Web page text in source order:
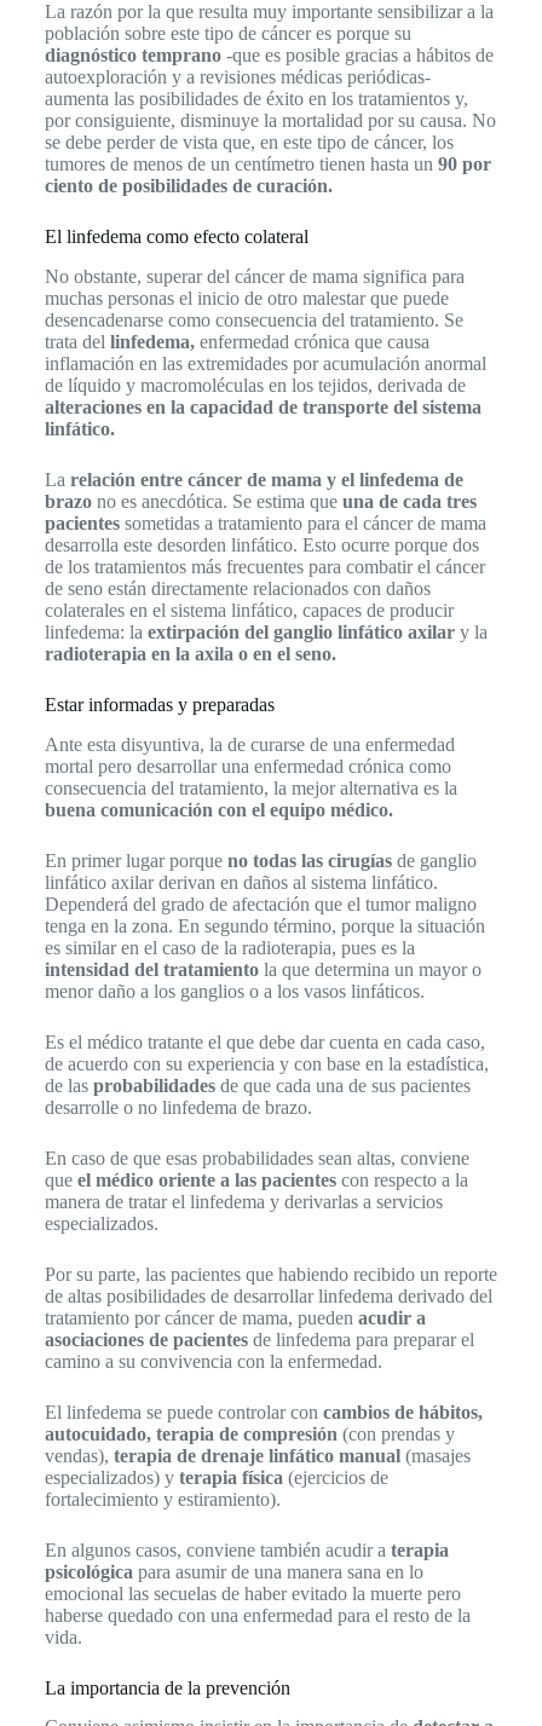
La razón por la que resulta muy importante sensibilizar a la
población sobre este tipo de cáncer es porque su
diagnóstico temprano-que es posible gracias a hábitos de
autoexploración y a revisiones médicas periódicas-
aumenta las posibilidades de éxito en los tratamientos y,
por consiguiente, disminuye la mortalidad por su causa. No
se debe perder de vista que, en este tipo de cáncer, los
tumores de menos de un centímetro tienen hasta un 90 por
ciento de posibilidades de curación.
El linfedema como efecto colateral
No obstante, superar del cáncer de mama significa para
muchas personas el inicio de otro malestar que puede
desencadenarse como consecuencia del tratamiento. Se
trata del linfedema,enfermedad crónica que causa
inflamación en las extremidades por acumulación anormal
de líquido y macromoléculas en los tejidos, derivada de
alteraciones en la capacidad de transporte del sistema
linfático.
La relación entre cáncer de mama y el linfedema de
brazono es anecdótica. Se estima queuna de cada tres
pacientessometidas a tratamiento para el cáncer de mama
desarrolla este desorden linfático. Esto ocurre porque dos
de los tratamientos más frecuentes para combatir el cáncer
de seno están directamente relacionados con daños
colaterales en el sistema linfático, capaces de producir
linfedema: la extirpación del ganglio linfático axilary la
radioterapia en la axila o en el seno.
Estar informadas y preparadas
Ante esta disyuntiva, la de curarse de una enfermedad
mortal pero desarrollar una enfermedad crónica como
consecuencia del tratamiento, la mejor alternativa es la
buena comunicación con el equipo médico.
En primer lugar porque no todas las cirugíasde ganglio
linfático axilar derivan en daños al sistema linfático.
Dependerá del grado de afectación que el tumor maligno
tenga en la zona. En segundo término, porque la situación
es similar en el caso de la radioterapia, pues es la
intensidad del tratamiento la que determina un mayor o
menor daño a los ganglios o a los vasos linfáticos.
Es el médico tratante el que debe dar cuenta en cada caso,
de acuerdo con su experiencia y con base en la estadística,
de lasprobabilidadesde que cada una de sus pacientes
desarrolle o no linfedema de brazo.
En caso de que esas probabilidades sean altas, conviene
que el médico oriente a las pacientescon respecto a la
manera de tratar el linfedema y derivarlas a servicios
especializados.
Por su parte, las pacientes que habiendo recibido un reporte
de altas posibilidades de desarrollar linfedema derivado del
tratamiento por cáncer de mama, pueden acudir a
asociaciones de pacientes de linfedema para preparar el
camino a su convivencia con la enfermedad.
El linfedema se puede controlar con cambios de hábitos,
autocuidado, terapia de compresión (con prendas y
vendas), terapia de drenaje linfático manual (masajes
especializados) y terapia física (ejercicios de
fortalecimiento y estiramiento).
En algunos casos, conviene también acudir a terapia
psicológica para asumir de una manera sana en lo
emocional las secuelas de haber evitado la muerte pero
haberse quedado con una enfermedad para el resto de la
vida.
La importancia de la prevención